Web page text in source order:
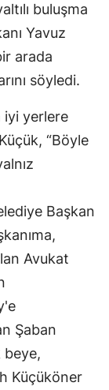
buluşma
Yavuz
arada
söyledi.
iyi yerlere
“Böyle
Başkan
Avukat
Şaban
beye,
Küçüköner